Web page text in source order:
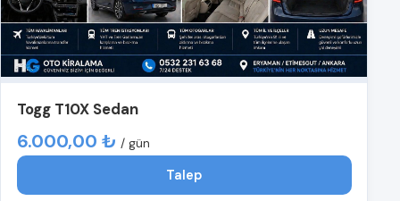
Togg T10X Sedan
6.000,00 ₺ / gün
Talep